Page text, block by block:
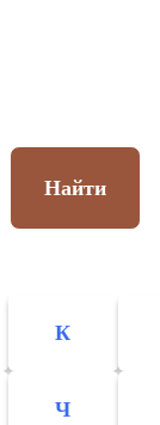
Найти
К
Ч